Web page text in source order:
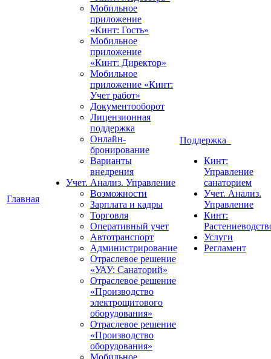
Главная
Мобильное
приложение
«Кинт: Гость»
Мобильное
приложение
«Кинт: Директор»
Мобильное
приложение «Кинт:
Учет работ»
Документооборот
Лицензионная
поддержка
Онлайн-
бронирование
Варианты
внедрения
Учет. Анализ. Управление
Возможности
Зарплата и кадры
Торговля
Оперативный учет
Автотранспорт
Администрирование
Отраслевое решение
«УАУ: Санаторий»
Отраслевое решение
«Производство
электрощитового
оборудования»
Отраслевое решение
«Производство
оборудования»
Мобильное
Поддержка
Кинт:
Управление
санаторием
Учет. Анализ.
Управление
Кинт:
Услуги
Регламент